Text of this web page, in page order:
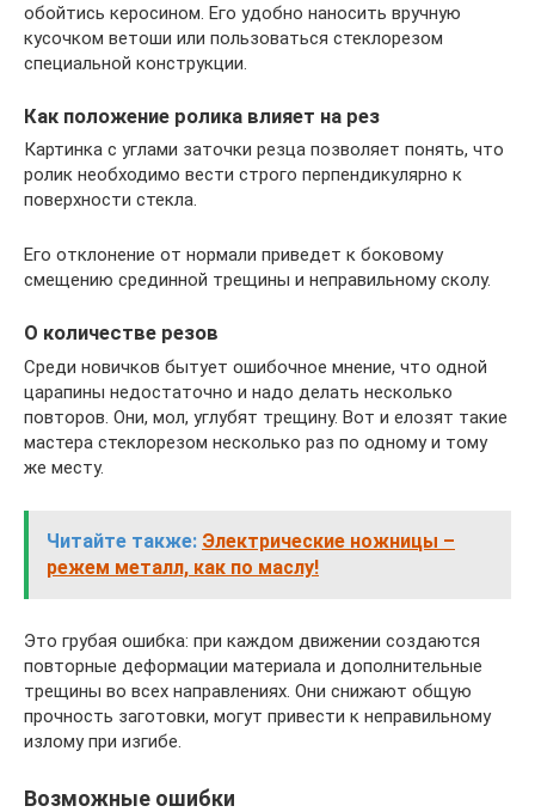
обойтись керосином. Его удобно наносить вручную
кусочком ветоши или пользоваться стеклорезом
специальной конструкции.
Как положение ролика влияет на рез
Картинка с углами заточки резца позволяет понять, что
ролик необходимо вести строго перпендикулярно к
поверхности стекла.
Его отклонение от нормали приведет к боковому
смещению срединной трещины и неправильному сколу.
О количестве резов
Среди новичков бытует ошибочное мнение, что одной
царапины недостаточно и надо делать несколько
повторов. Они, мол, углубят трещину. Вот и елозят такие
мастера стеклорезом несколько раз по одному и тому
же месту.
Читайте также: Электрические ножницы –
режем металл, как по маслу!
Это грубая ошибка: при каждом движении создаются
повторные деформации материала и дополнительные
трещины во всех направлениях. Они снижают общую
прочность заготовки, могут привести к неправильному
излому при изгибе.
Возможные ошибки